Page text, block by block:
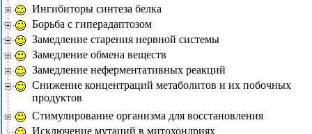
Ингибиторы синтеза белка
Борьба с гиперадаптозом
Замедление старения нервной системы
Замедление обмена веществ
Замедление неферментативных реакций
Снижение концентраций метаболитов и их побочных
продуктов
Стимулирование организма для восстановления
Исключение мутаций в митохондриях